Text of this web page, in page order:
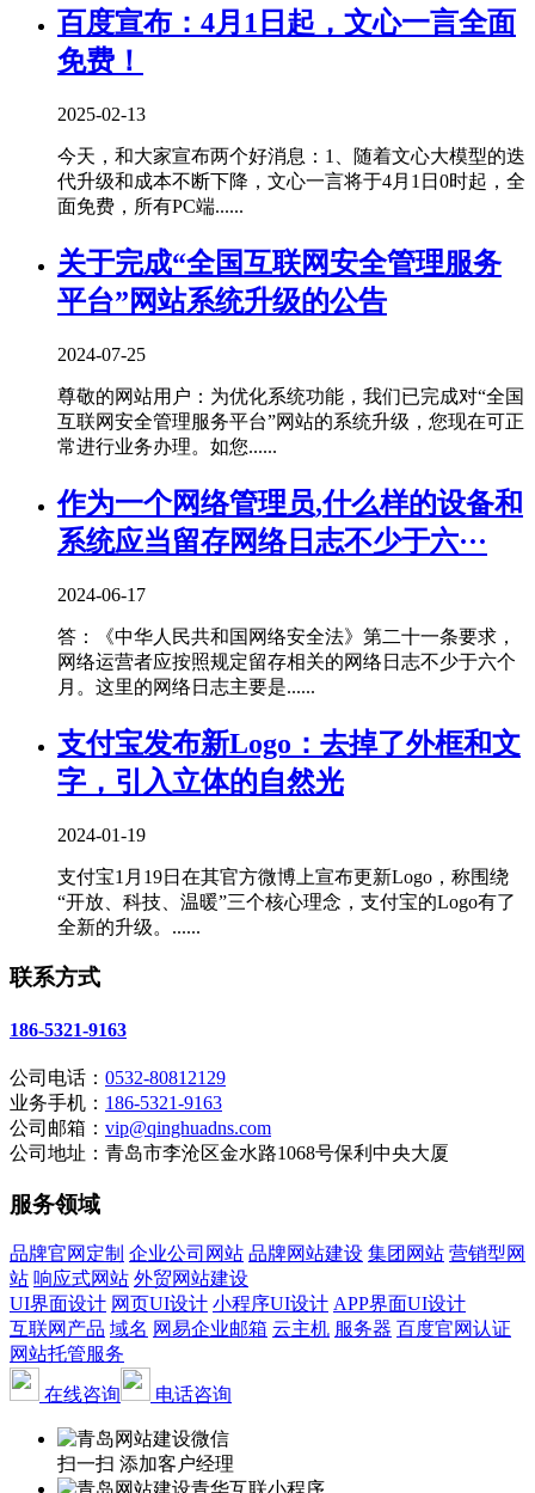
百度宣布：4月1日起，文心一言全面
免费！
2025-02-13
今天，和大家宣布两个好消息：1、随着文心大模型的迭
代升级和成本不断下降，文心一言将于4月1日0时起，全
面免费，所有PC端......
关于完成“全国互联网安全管理服务
平台”网站系统升级的公告
2024-07-25
尊敬的网站用户：为优化系统功能，我们已完成对“全国
互联网安全管理服务平台”网站的系统升级，您现在可正
常进行业务办理。如您......
作为一个网络管理员,什么样的设备和
系统应当留存网络日志不少于六···
2024-06-17
答：《中华人民共和国网络安全法》第二十一条要求，
网络运营者应按照规定留存相关的网络日志不少于六个
月。这里的网络日志主要是......
支付宝发布新Logo：去掉了外框和文
字，引入立体的自然光
2024-01-19
支付宝1月19日在其官方微博上宣布更新Logo，称围绕
“开放、科技、温暖”三个核心理念，支付宝的Logo有了
全新的升级。......
联系方式
186-5321-9163
公司电话： 0532-80812129
业务手机： 186-5321-9163
公司邮箱： vip@qinghuadns.com
公司地址：青岛市李沧区金水路1068号保利中央大厦
服务领域
品牌官网定制 企业公司网站 品牌网站建设 集团网站 营销型网
站 响应式网站 外贸网站建设
UI界面设计 网页UI设计 小程序UI设计 APP界面UI设计
互联网产品 域名 网易企业邮箱 云主机 服务器 百度官网认证
网站托管服务
在线咨询
电话咨询
扫一扫 添加客户经理